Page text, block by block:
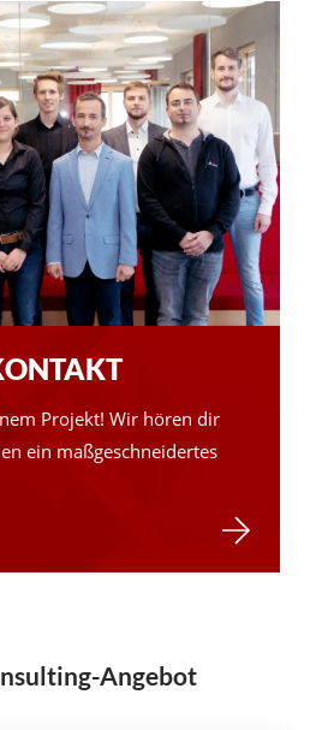
Projekt! Wir hören dir
ein maßgeschneidertes
Angebot